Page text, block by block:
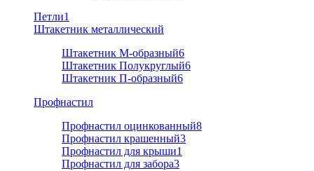
Петли1
Штакетник металлический
Штакетник М-образный6
Штакетник Полукруглый6
Штакетник П-образный6
Профнастил
Профнастил оцинкованный8
Профнастил крашенный3
Профнастил для крыши1
Профнастил для забора3